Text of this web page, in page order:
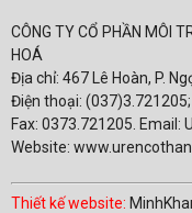
CÔNG TY CỔ PHẦN MÔI
HOÁ
Địa chỉ: 467 Lê Hoàn, P.
Điện thoại:
Fax: 0373.721205.
Website:
Thiết kế website: